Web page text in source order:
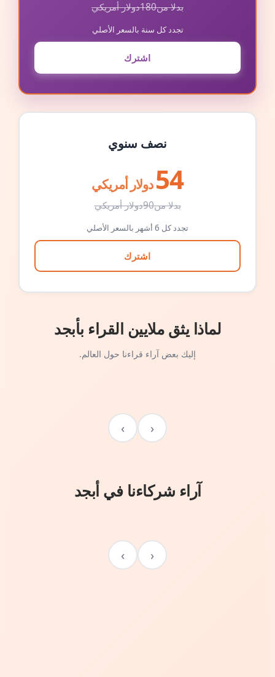
بدلا من180دولار أمريكي
تجدد كل سنة بالسعر الأصلي
اشترك
نصف سنوي
54 دولار أمريكي
بدلا من90دولار أمريكي
تجدد كل 6 أشهر بالسعر الأصلي
اشترك
لماذا يثق ملايين القراء بأبجد
إليك بعض آراء قراءنا حول العالم.
‹
›
آراء شركاءنا في أبجد
‹
›